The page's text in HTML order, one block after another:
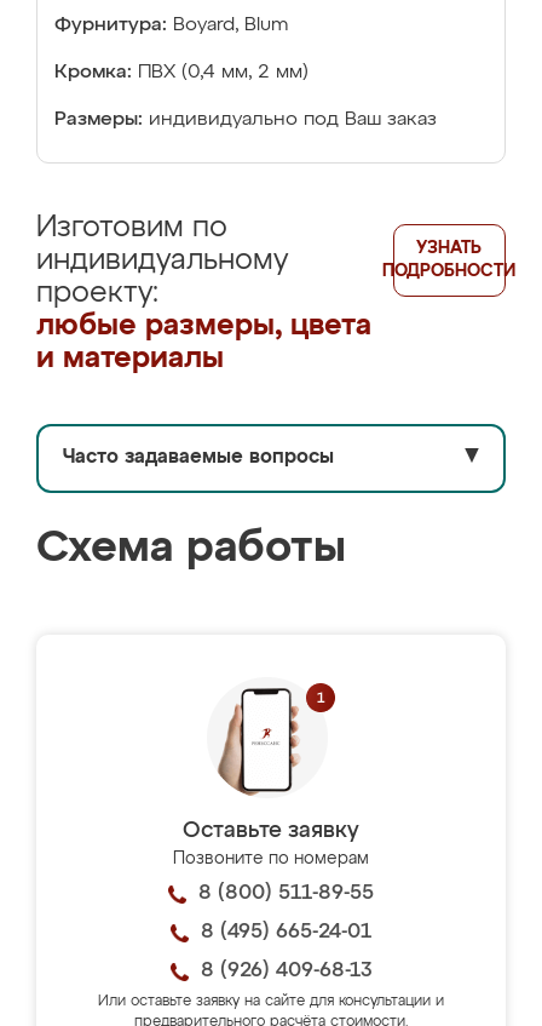
Фурнитура: Boyard, Blum
Кромка: ПВХ (0,4 мм, 2 мм)
Размеры: индивидуально под Ваш заказ
Изготовим по
индивидуальному
проекту:
любые размеры, цвета
и материалы
УЗНАТЬ
ПОДРОБНОСТИ
Часто задаваемые вопросы ▼
Схема работы
Оставьте заявку
Позвоните по номерам
8 (800) 511-89-55
8 (495) 665-24-01
8 (926) 409-68-13
Или оставьте заявку на сайте для консультации и
предварительного расчёта стоимости.